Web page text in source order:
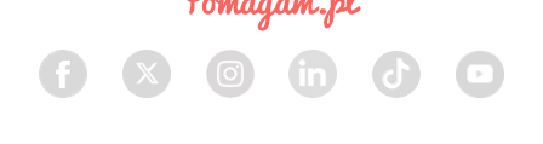
Facebook Twitter Instagram LinkedIn TikTok Youtube